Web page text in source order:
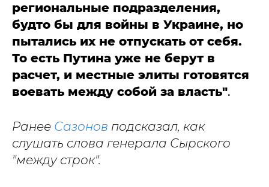
региональные подразделения,
будто бы для войны в Украине, но
пытались их не отпускать от себя.
То есть Путина уже не берут в
расчет, и местные элиты готовятся
воевать между собой за власть".
Ранее Сазонов подсказал, как
слушать слова генерала Сырского
"между строк".